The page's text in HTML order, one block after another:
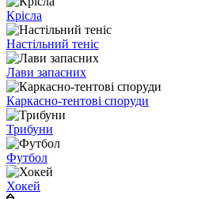
Крісла
Настільний теніс
Лави запасних
Каркасно-тентові споруди
Трибуни
Футбол
Хокей